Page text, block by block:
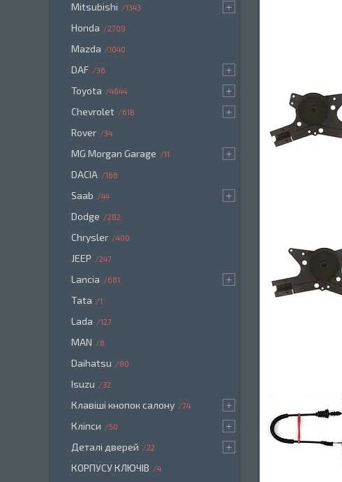
Mitsubishi 1343
Honda 2709
Mazda 1040
DAF 36
Toyota 4644
Chevrolet 618
Rover 34
MG Morgan Garage 11
DACIA 166
Saab 44
Dodge 282
Chrysler 400
JEEP 247
Lancia 681
Tata 1
Lada 127
MAN 8
Daihatsu 80
Isuzu 32
Клавіші кнопок салону 74
Кліпси 50
Деталі дверей 22
КОРПУСУ КЛЮЧІВ 4